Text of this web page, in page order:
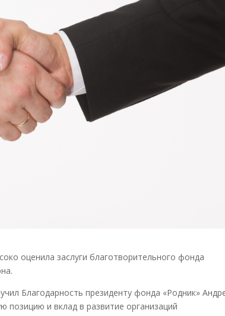
оценила заслуги благотворительного фонда
Благодарность президенту фонда «Родник»
позицию и вклад в развитие организаций